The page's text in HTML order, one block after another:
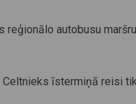
reģionālo autobusu
Celtnieks īstermiņā reisi